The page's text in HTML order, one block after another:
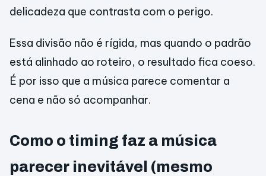
delicadeza que contrasta com o perigo.
Essa divisão não é rígida, mas quando o padrão
está alinhado ao roteiro, o resultado fica coeso.
É por isso que a música parece comentar a
cena e não só acompanhar.
Como o timing faz a música
parecer inevitável (mesmo